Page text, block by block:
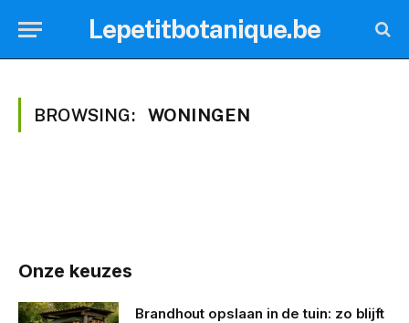
Lepetitbotanique.be
BROWSING: WONINGEN
Onze keuzes
Brandhout opslaan in de tuin: zo blijft